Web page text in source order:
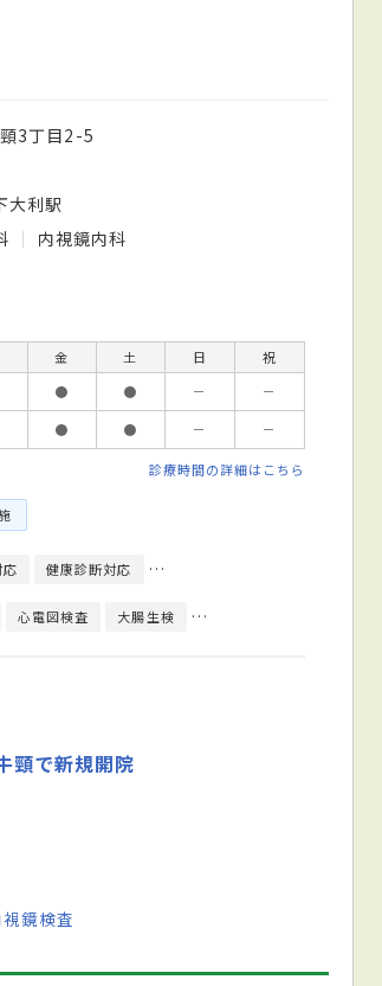
3丁目2-5
大利駅
内視鏡内科
金 土 日
祝
● ● －
－
● ● － －
診療時間の詳細はこちら
健康診断対応 日本内科学会総合内科専門医
心電図検査 大腸生検 大腸内視鏡検査
頸で新規開院
鏡検査